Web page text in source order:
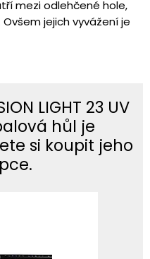
mezi odlehčené hole,
jejich vyvážení je
LIGHT 23 UV
hůl je
si koupit jeho